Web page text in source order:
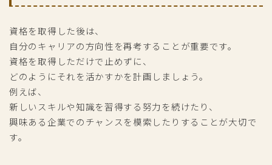
資格を取得した後は、
自分のキャリアの方向性を再考することが重要です。
資格を取得しただけで止めずに、
どのようにそれを活かすかを計画しましょう。
例えば、
新しいスキルや知識を習得する努力を続けたり、
興味ある企業でのチャンスを模索したりすることが大切で
す。